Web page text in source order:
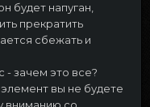
будет напуган,
прекратить
сбежать и
- зачем это все?
вы не будете